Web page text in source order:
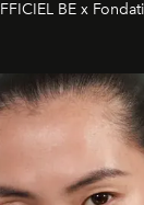
waarin elk
BE x